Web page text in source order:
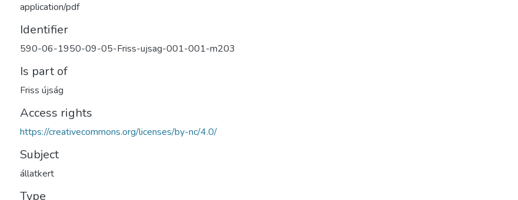
application/pdf
Identifier
590-06-1950-09-05-Friss-ujsag-001-001-m203
Is part of
Friss újság
Access rights
https://creativecommons.org/licenses/by-nc/4.0/
Subject
állatkert
Type